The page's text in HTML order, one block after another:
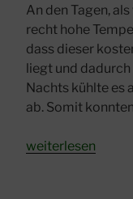
An den Tagen,
recht hohe
dass dieser
liegt und dadurch
Nachts kühlte es
ab. Somit
„Schöner
weiterlesen